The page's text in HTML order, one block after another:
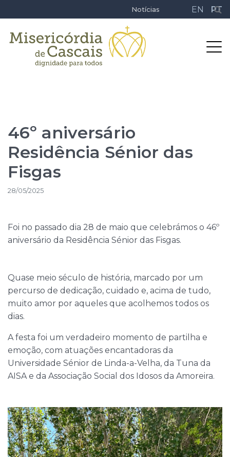
Notícias EN PT
46º aniversário
Residência Sénior das
Fisgas
28/05/2025
Foi no passado dia 28 de maio que celebrámos o 46º
aniversário da Residência Sénior das Fisgas.
Quase meio século de história, marcado por um
percurso de dedicação, cuidado e, acima de tudo,
muito amor por aqueles que acolhemos todos os
dias.
A festa foi um verdadeiro momento de partilha e
emoção, com atuações encantadoras da
Universidade Sénior de Linda-a-Velha, da Tuna da
AISA e da Associação Social dos Idosos da Amoreira.